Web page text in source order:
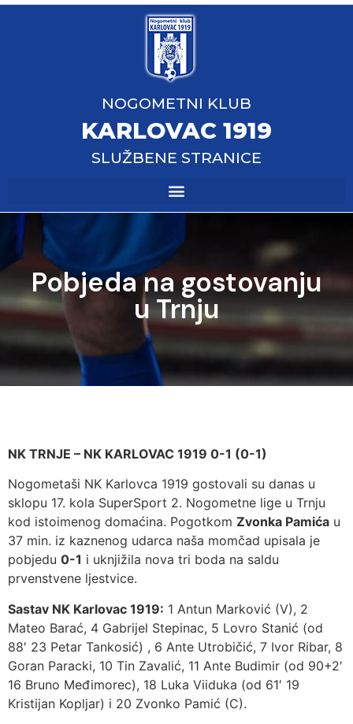
NOGOMETNI KLUB
KARLOVAC 1919
SLUŽBENE STRANICE
Pobjeda na gostovanju
u Trnju
NK TRNJE – NK KARLOVAC 1919 0-1 (0-1)
Nogometaši NK Karlovca 1919 gostovali su danas u
sklopu 17. kola SuperSport 2. Nogometne lige u Trnju
kod istoimenog domaćina. Pogotkom Zvonka Pamića u
37 min. iz kaznenog udarca naša momčad upisala je
pobjedu 0-1 i uknjižila nova tri boda na saldu
prvenstvene ljestvice.
Sastav NK Karlovac 1919: 1 Antun Marković (V), 2
Mateo Barać, 4 Gabrijel Stepinac, 5 Lovro Stanić (od
88′ 23 Petar Tankosić) , 6 Ante Utrobičić, 7 Ivor Ribar, 8
Goran Paracki, 10 Tin Zavalić, 11 Ante Budimir (od 90+2′
16 Bruno Međimorec), 18 Luka Viiduka (od 61′ 19
Kristijan Kopljar) i 20 Zvonko Pamić (C).